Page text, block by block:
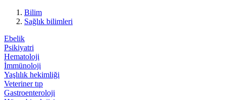
Bilim
Sağlık bilimleri
Ebelik
Psikiyatri
Hematoloji
İmmünoloji
Yaşlılık hekimliği
Veteriner tıp
Gastroenteroloji